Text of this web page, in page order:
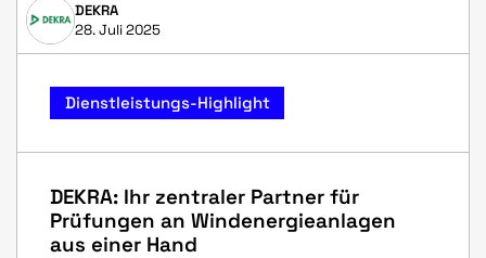
DEKRA
28. Juli 2025
Dienstleistungs-Highlight
DEKRA: Ihr zentraler Partner für
Prüfungen an Windenergieanlagen
aus einer Hand